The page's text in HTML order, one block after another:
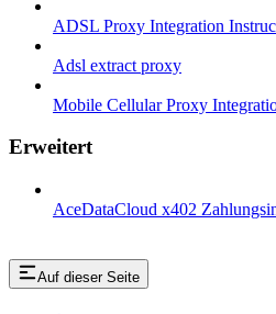
ADSL Proxy Integration
Adsl extract proxy
Mobile Cellular Proxy
Erweitert
AceDataCloud x402
Auf dieser Seite